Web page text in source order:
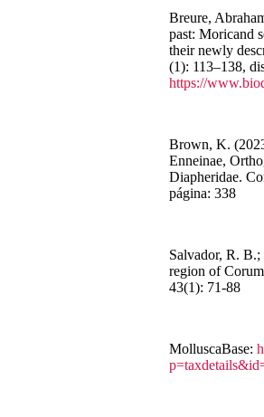
Breure,
past: Moricand
their newly
(1): 113–138,
https://
Brown, K.
Enneinae,
Diapheridae.
página: 338
Salvador, R.
region of
43(1): 71-88
MolluscaBase: